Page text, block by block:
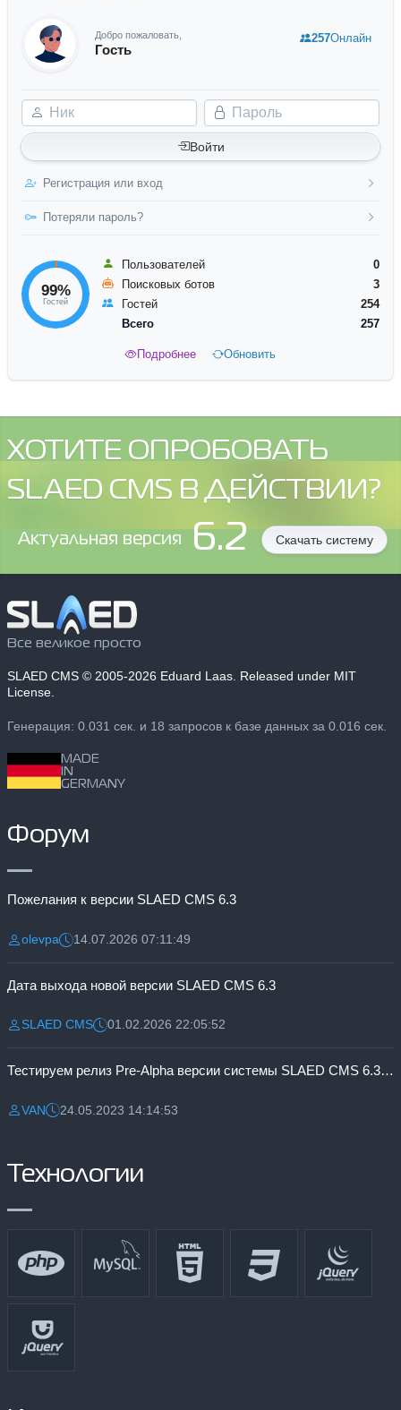
Добро пожаловать,
Гость
Ник Пароль
Войти
Регистрация или вход
Потеряли пароль?
257Онлайн
99%
Гостей
Пользователей
0
Поисковых ботов
3
Гостей
254
Всего
257
Подробнее Обновить
ХОТИТЕ ОПРОБОВАТЬ
SLAED CMS В ДЕЙСТВИИ?
Aктуальная версия 6.2 Скачать систему
Все великое просто
SLAED CMS © 2005-2026 Eduard Laas. Released under MIT
License.
Генерация: 0.031 сек. и 18 запросов к базе данных за 0.016 сек.
MADE
IN
GERMANY
Форум
Пожелания к версии SLAED CMS 6.3
Разместил:
olevpaДата:14.07.2026 07:11:49
Дата выхода новой версии SLAED CMS 6.3
Разместил:
SLAED CMSДата:01.02.2026 22:05:52
Тестируем релиз Pre-Alpha версии системы SLAED CMS 6.3 Pro
Разместил:
VANДата:24.05.2023 14:14:53
Технологии